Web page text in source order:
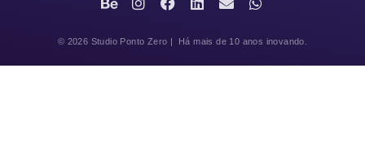
© 2026 Studio Ponto Zero | Há mais de 10 anos inovando.